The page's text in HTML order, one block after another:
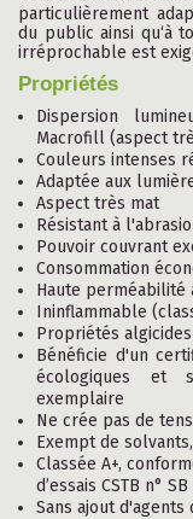
particulièrement
du public ainsi qu‘à
irréprochable est
Propriétés
Dispersion
Macrofill (aspect
Couleurs intenses
Adaptée aux
Aspect très mat
Résistant à
Pouvoir couvrant
Consommation
Haute perméabilité
Ininflammable
Propriétés
Bénéficie d'un
écologiques et
exemplaire
Ne crée pas de
Exempt de
Classée A+,
d’essais CSTB n°
Sans ajout d'agents